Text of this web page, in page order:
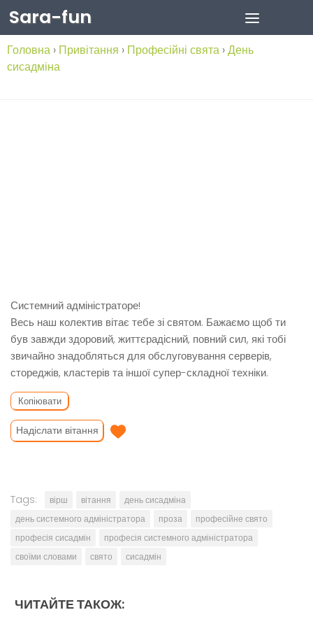
Skip to content
Sara-fun
Головна › Привітання › Професійні свята ›День
сисадміна
Системний адміністраторе!
Весь наш колектив вітає тебе зі святом. Бажаємо щоб ти
був завжди здоровий, життєрадісний, повний сил, які тобі
звичайно знадобляться для обслуговування серверів,
стореджів, кластерів та іншої супер-складної техніки.
Копіювати
Надіслати вітання
Tags: вірш вітання
день сисадміна
день системного адміністратора
проза
професійне свято
професія сисадмін
професія системного адміністратора
своїми словами
свято сисадмін
ЧИТАЙТЕ ТАКОЖ: